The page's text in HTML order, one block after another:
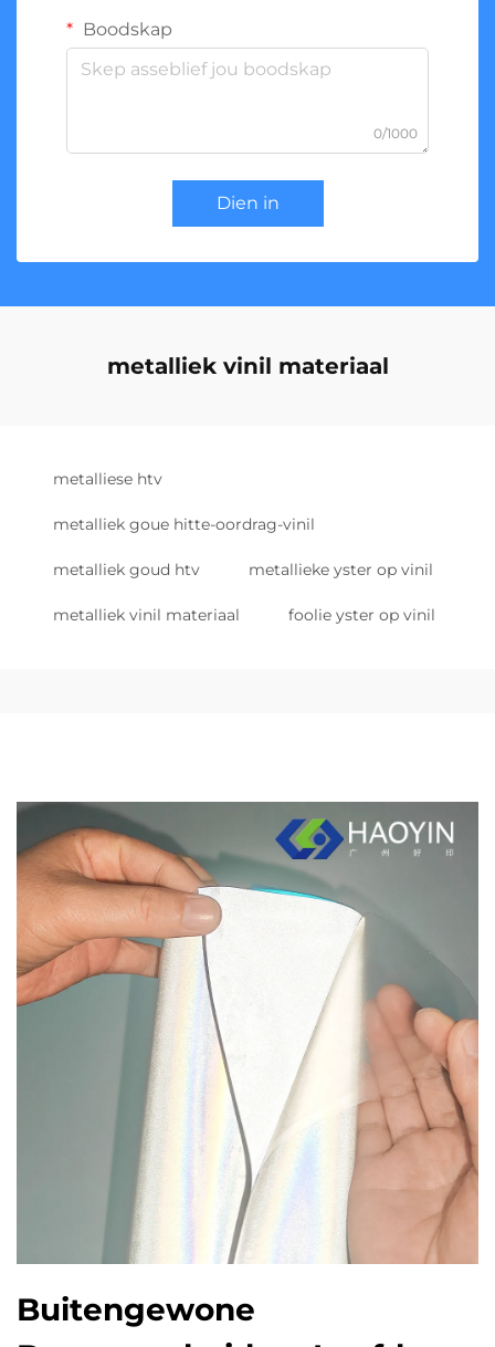
Boodskap
0/1000
Dien in
metalliek vinil materiaal
metalliese htv
metalliek goue hitte-oordrag-vinil
metalliek goud htv metallieke yster op vinil
metalliek vinil materiaal foolie yster op vinil
Buitengewone